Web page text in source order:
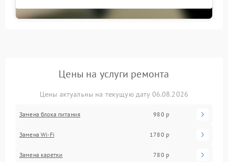
Цены на услуги ремонта
Цены актуальны на текущую дату 06.08.2026
Замена блока питания 980 р
Замена Wi-Fi 1780 р
Замена каретки 780 р